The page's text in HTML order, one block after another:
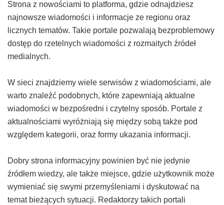
Strona z nowościami to platforma, gdzie odnajdziesz
najnowsze wiadomości i informacje ze regionu oraz
licznych tematów. Takie portale pozwalają bezproblemowy
dostęp do rzetelnych wiadomości z rozmaitych źródeł
medialnych.
W sieci znajdziemy wiele serwisów z wiadomościami, ale
warto znaleźć podobnych, które zapewniają aktualne
wiadomości w bezpośredni i czytelny sposób. Portale z
aktualnościami wyróżniają się między sobą także pod
względem kategorii, oraz formy ukazania informacji.
Dobry strona informacyjny powinien być nie jedynie
źródłem wiedzy, ale także miejsce, gdzie użytkownik może
wymieniać się swymi przemyśleniami i dyskutować na
temat bieżących sytuacji. Redaktorzy takich portali